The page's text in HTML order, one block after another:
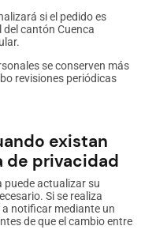
si el pedido es
del cantón Cuenca
se conserven más
revisiones periódicas
existan
de privacidad
puede actualizar su
Si se realiza
notificar mediante un
de que el cambio entre